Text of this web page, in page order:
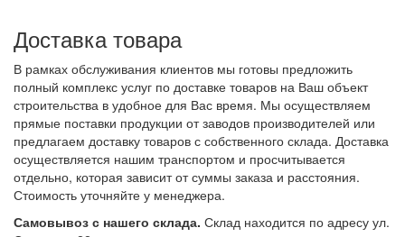
Доставка товара
В рамках обслуживания клиентов мы готовы предложить
полный комплекс услуг по доставке товаров на Ваш объект
строительства в удобное для Вас время. Мы осуществляем
прямые поставки продукции от заводов производителей или
предлагаем доставку товаров с собственного склада. Доставка
осуществляется нашим транспортом и просчитывается
отдельно, которая зависит от суммы заказа и расстояния.
Стоимость уточняйте у менеджера.
Самовывоз с нашего склада. Склад находится по адресу ул.